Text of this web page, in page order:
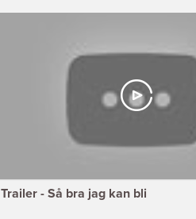
Trailer - Så bra jag kan bli